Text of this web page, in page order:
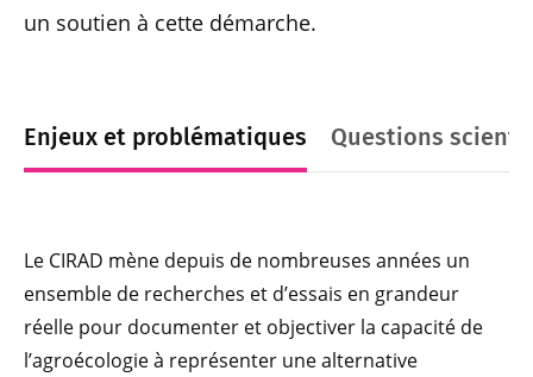
un soutien à cette démarche.
Enjeux et problématiques Questions
Le CIRAD mène depuis de nombreuses années un
ensemble de recherches et d’essais en grandeur
réelle pour documenter et objectiver la capacité de
l’agroécologie à représenter une alternative